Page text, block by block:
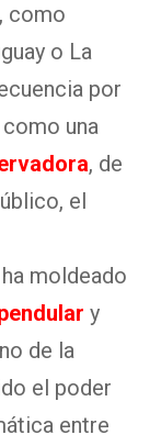
como
o La
por
una
, de
el
moldeado
y
de la
el poder
entre